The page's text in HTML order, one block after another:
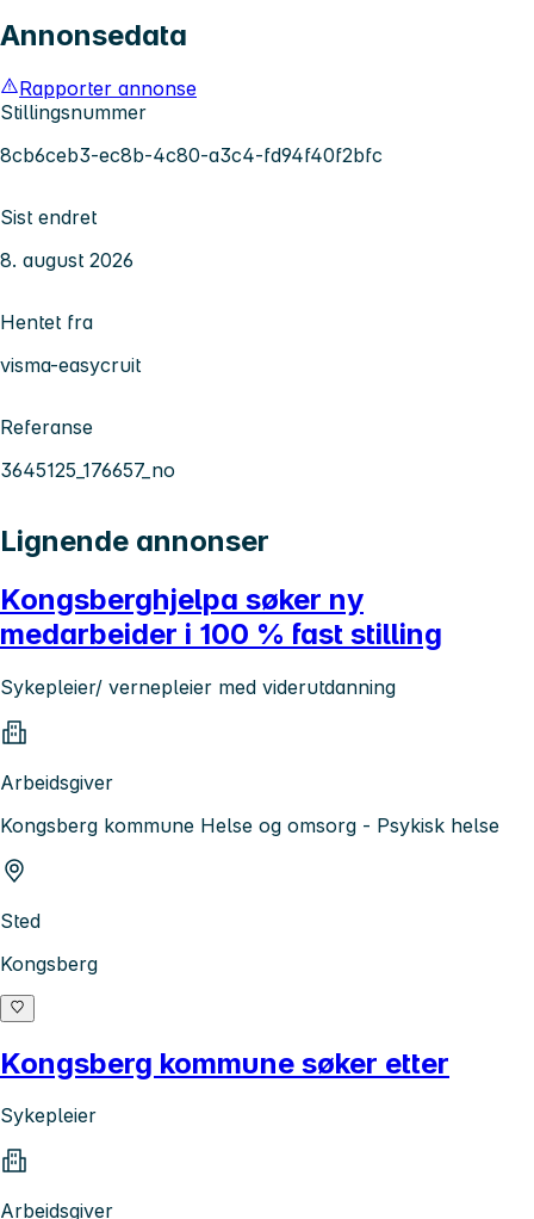
Annonsedata
Rapporter annonse
Stillingsnummer
8cb6ceb3-ec8b-4c80-a3c4-fd94f40f2bfc
Sist endret
8. august 2026
Hentet fra
visma-easycruit
Referanse
3645125_176657_no
Lignende annonser
Kongsberghjelpa søker ny
medarbeider i 100 % fast stilling
Sykepleier/ vernepleier med viderutdanning
Arbeidsgiver
Kongsberg kommune Helse og omsorg - Psykisk helse
Sted
Kongsberg
Kongsberg kommune søker etter
Sykepleier
Arbeidsgiver